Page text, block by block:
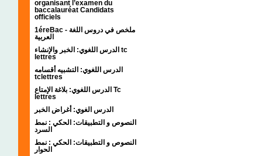
organisant l’examen du
baccalauréat Candidats
officiels
1éreBac - ملخص في دروس اللغة
العربية
الدرس اللغوي: الخبر والإنشاء tc
lettres
الدرس اللغوي: التشبيه أقسامه
tclettres
الدرس اللغوي: بلاغة الإمتاع Tc
lettres
الدرس الغوي: أغراض الخبر
النصوص و التطبيقات: الحكي : نمط
السرد
النصوص و التطبيقات: الحكي : نمط
الحوار